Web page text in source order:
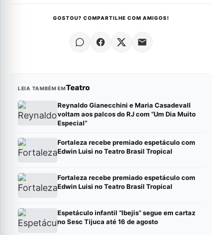
GOSTOU? COMPARTILHE COM AMIGOS!
LEIA TAMBÉM EMTeatro
Reynaldo Gianecchini e Maria Casadevall
voltam aos palcos do RJ com “Um Dia Muito
Especial”
Fortaleza recebe premiado espetáculo com
Edwin Luisi no Teatro Brasil Tropical
Fortaleza recebe premiado espetáculo com
Edwin Luisi no Teatro Brasil Tropical
Espetáculo infantil “Ibejis” segue em cartaz
no Sesc Tijuca até 16 de agosto